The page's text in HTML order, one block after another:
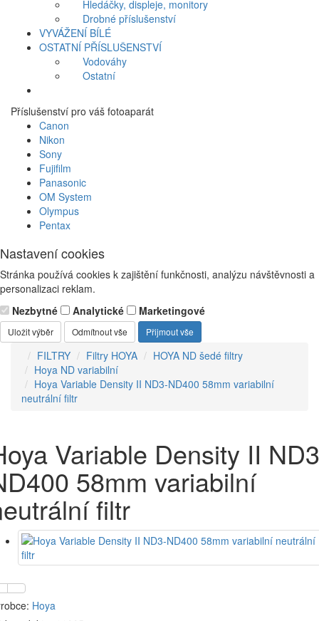
Hledáčky, displeje, monitory
Drobné příslušenství
VYVÁŽENÍ BÍLÉ
OSTATNÍ PŘÍSLUŠENSTVÍ
Vodováhy
Ostatní
Příslušenství pro váš fotoaparát
Canon
Nikon
Sony
Fujifilm
Panasonic
OM System
Olympus
Pentax
Nastavení cookies
Stránka používá cookies k zajištění funkčnosti, analýzu návštěvnosti a
personalizaci reklam.
Nezbytné
Analytické Marketingové
Uložit výběr Odmítnout vše Přijmout vše
FILTRY Filtry HOYA
HOYA ND šedé filtry
Hoya ND variabilní
Hoya Variable Density II ND3-ND400 58mm variabilní
neutrální filtr
Variable Density II
58mm variabilní
filtr
Hoya